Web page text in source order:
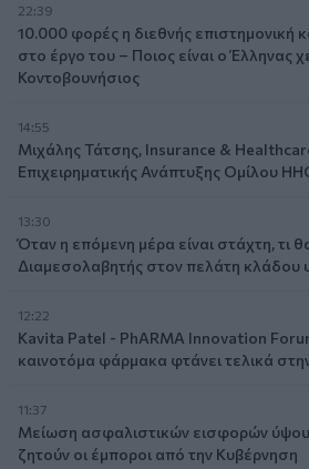
22:39
10.000 φορές η διεθνής επιστημονική
στο έργο του – Ποιος είναι ο Έλληνας
Κοντοβουνήσιος
14:55
Μιχάλης Τάτσης, Insurance &
Επιχειρηματικής Ανάπτυξης Ομίλου
13:30
Όταν η επόμενη μέρα είναι στάχτη, τι
Διαμεσολαβητής στον πελάτη κλάδου
12:22
Kavita Patel - PhARMA Innovation
καινοτόμα φάρμακα φτάνει τελικά
11:37
Μείωση ασφαλιστικών εισφορών
ζητούν οι έμποροι από την Κυβέρνηση